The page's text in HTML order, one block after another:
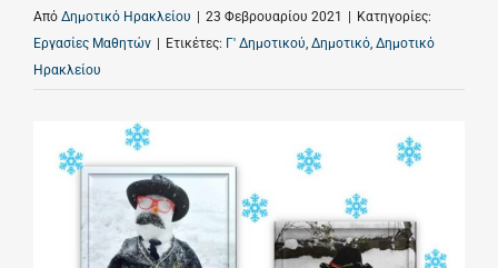
Από Δημοτικό Ηρακλείου 23 Φεβρουαρίου 2021
Κατηγορίες:
Εργασίες Μαθητών
Ετικέτες: Γ' Δημοτικού, Δημοτικό, Δημοτικό
Ηρακλείου